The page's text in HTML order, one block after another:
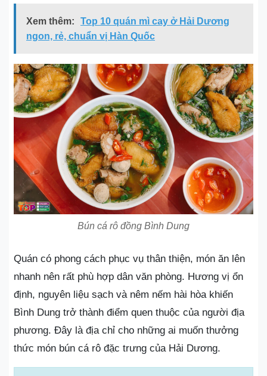
Xem thêm:
Top 10 quán mì cay ở Hải Dương
ngon, rẻ, chuẩn vị Hàn Quốc
Bún cá rô đồng Bình Dung
Quán có phong cách phục vụ thân thiện, món ăn lên
nhanh nên rất phù hợp dân văn phòng. Hương vị ổn
định, nguyên liệu sạch và nêm nếm hài hòa khiến
Bình Dung trở thành điểm quen thuộc của người địa
phương. Đây là địa chỉ cho những ai muốn thưởng
thức món bún cá rô đặc trưng của Hải Dương.